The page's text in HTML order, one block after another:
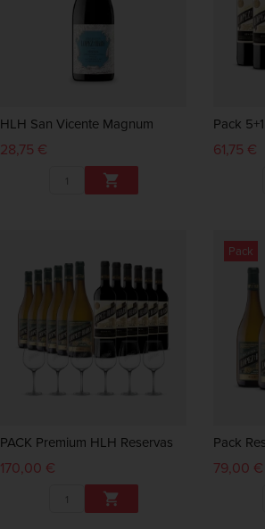
HLH San Vicente Magnum
28,75 €

Pack
61,75 €
PACK Premium HLH Reservas
170,00 €

Pack
79,00 €